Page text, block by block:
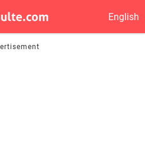
English